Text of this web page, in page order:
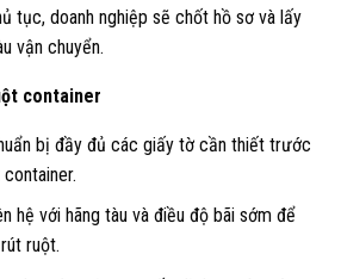
tục, doanh nghiệp sẽ chốt hồ sơ và lấy
vận chuyển.
container
bị đầy đủ các giấy tờ cần thiết trước
hệ với hãng tàu và điều độ bãi sớm để
ruột.